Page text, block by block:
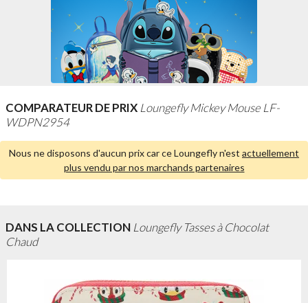
COMPARATEUR DE PRIX Loungefly Mickey Mouse LF-
WDPN2954
Nous ne disposons d'aucun prix car ce Loungefly n'est actuellement
plus vendu par nos marchands partenaires
DANS LA COLLECTION Loungefly Tasses à Chocolat
Chaud